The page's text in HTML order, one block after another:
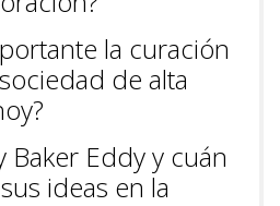
la curación
de alta
Baker Eddy y cuán
ideas en la